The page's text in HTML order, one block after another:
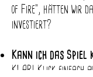
of Fire", hätten wir
investiert?
Kann ich das Spiel
KLAR! Klick einfach